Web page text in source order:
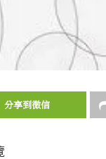
分享到微信